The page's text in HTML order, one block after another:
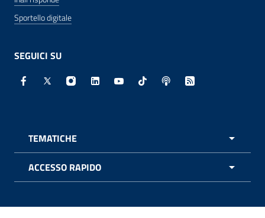
Sportello digitale
SEGUICI SU
Facebook - Sito esterno - Apertura in nuova finestra
X - Sito esterno - Apertura in nuova finestra
Instagram - Sito esterno - Apertura in
Linkedin - Sito esterno - Apertura in
Youtube - Sito esterno -
TikTok - Sito esterno -
Spreaker - Sito
Feed RSS -
TEMATICHE
ACCESSO RAPIDO